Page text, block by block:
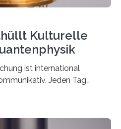
Kulturelle
ist international
Jeden Tag
zusammenarbeiten. Neue